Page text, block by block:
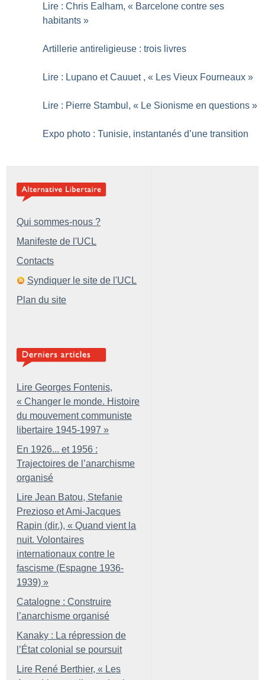
Lire : Chris Ealham, « Barcelone contre ses
habitants »
Artillerie antireligieuse : trois livres
Lire : Lupano et Cauuet , « Les Vieux Fourneaux »
Lire : Pierre Stambul, « Le Sionisme en questions »
Expo photo : Tunisie, instantanés d’une transition
Qui sommes-nous ?
Manifeste de l'UCL
Contacts
Syndiquer le site de l'UCL
Plan du site
Lire Georges Fontenis,
« Changer le monde. Histoire
du mouvement communiste
libertaire 1945-1997 »
En 1926... et 1956 :
Trajectoires de l’anarchisme
organisé
Lire Jean Batou, Stefanie
Prezioso et Ami-Jacques
Rapin (dir.), « Quand vient la
nuit. Volontaires
internationaux contre le
fascisme (Espagne 1936-
1939) »
Catalogne : Construire
l’anarchisme organisé
Kanaky : La répression de
l’État colonial se poursuit
Lire René Berthier, « Les